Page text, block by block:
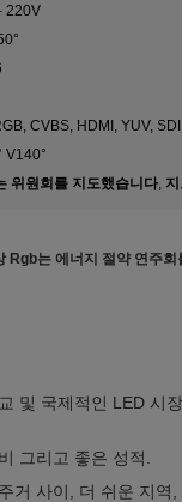
220V
CVBS, HDMI, YUV,
V140°
위원회를 지도했습니다,
Rgb는 에너지 절약 연주
및 국제적인 LED 시
그리고 좋은 성적.
거 사이, 더 쉬운 지역